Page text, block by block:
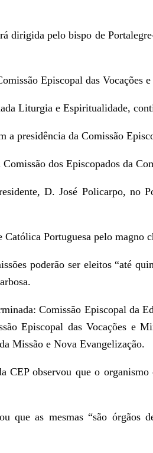
dirigida pelo bispo de
Episcopal das Vocações
Liturgia e Espiritualidade,
presidência da Comissão
dos Episcopados da
D. José Policarpo,
Portuguesa pelo
poderão ser eleitos “até
Comissão Episcopal da
Episcopal das Vocações e
Missão e Nova Evangelização.
CEP observou que o
que as mesmas “são órgãos